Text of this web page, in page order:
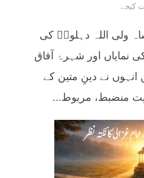
کیجے
ولی اللہ دہلویؒ کی
نمایاں اور شہرۂ آفاق
نے دینِ متین کے
منضبط، مربوط...